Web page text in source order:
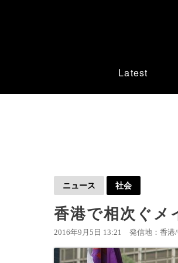
Latest
ニュース 社会
香港で相次ぐメ
2016年9月5日 13:21 発信地：香港